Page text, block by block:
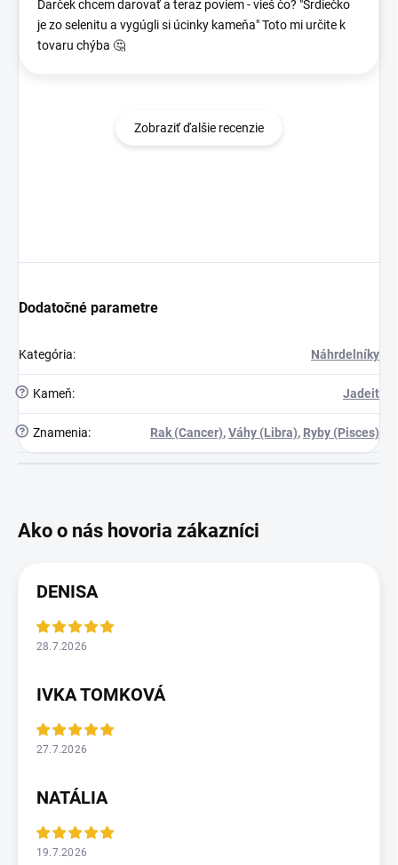
Darček chcem darovať a teraz poviem - vieš čo? "Srdiečko
je zo selenitu a vygúgli si úcinky kameňa" Toto mi určite k
tovaru chýba 🤔
Zobraziť ďalšie recenzie
Dodatočné parametre
Kategória: Náhrdelníky
? Kameň: Jadeit
? Znamenia: Rak (Cancer),Váhy (Libra), Ryby (Pisces)
DENISA
28.7.2026
IVKA TOMKOVÁ
27.7.2026
NATÁLIA
19.7.2026